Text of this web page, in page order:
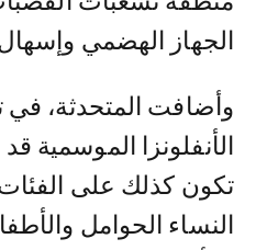
الجهاز الهضمي
الأنفلونزا الموسمية
تكون كذلك على